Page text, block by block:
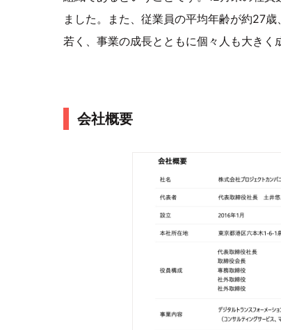
ました。また、従業員の平均年齢が約27
若く、事業の成長とともに個々人も大きく
会社概要